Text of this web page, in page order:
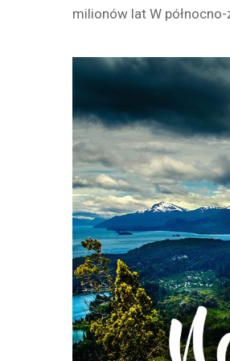
milionów lat W